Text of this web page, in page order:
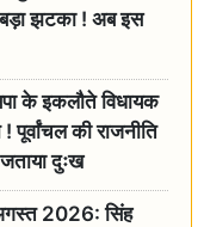
बड़ा झटका ! अब इस
के इकलौते विधायक
की राजनीति
दुःख
2026: सिंह